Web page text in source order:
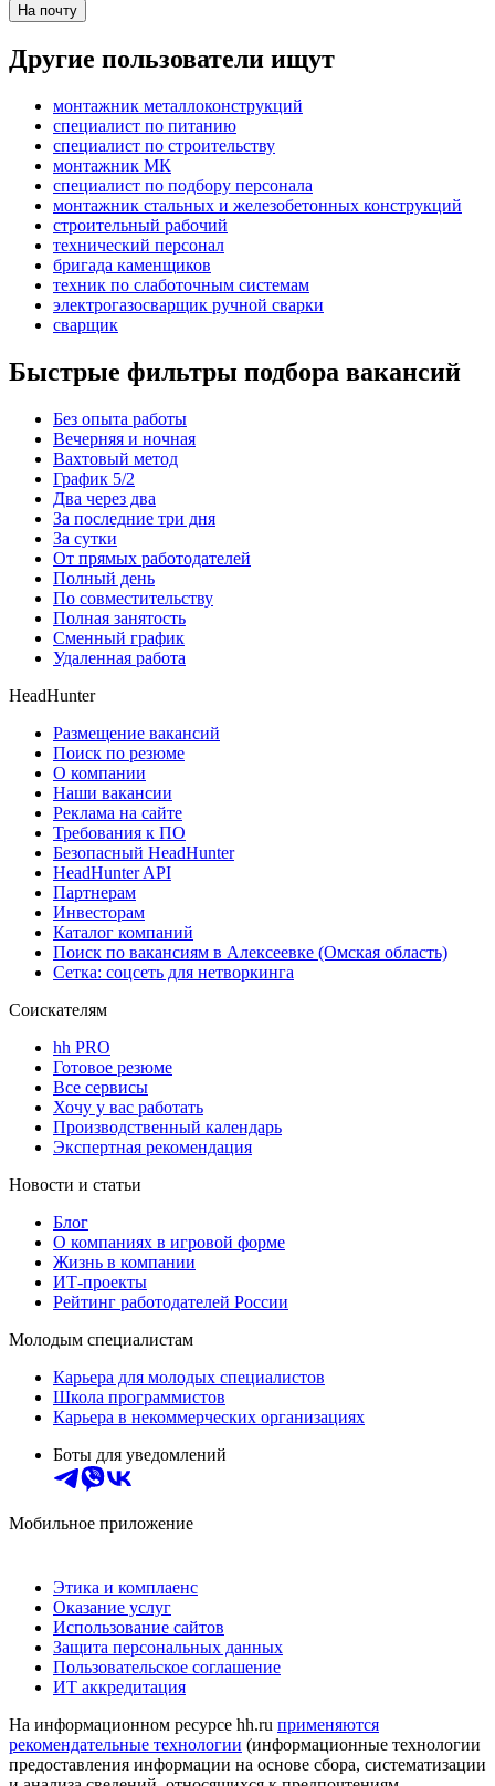
На почту
Другие пользователи ищут
монтажник металлоконструкций
специалист по питанию
специалист по строительству
монтажник МК
специалист по подбору персонала
монтажник стальных и железобетонных конструкций
строительный рабочий
технический персонал
бригада каменщиков
техник по слаботочным системам
электрогазосварщик ручной сварки
сварщик
Быстрые фильтры подбора вакансий
Без опыта работы
Вечерняя и ночная
Вахтовый метод
График 5/2
Два через два
За последние три дня
За сутки
От прямых работодателей
Полный день
По совместительству
Полная занятость
Сменный график
Удаленная работа
HeadHunter
Размещение вакансий
Поиск по резюме
О компании
Наши вакансии
Реклама на сайте
Требования к ПО
Безопасный HeadHunter
HeadHunter API
Партнерам
Инвесторам
Каталог компаний
Поиск по вакансиям в Алексеевке (Омская область)
Сетка: соцсеть для нетворкинга
Соискателям
hh PRO
Готовое резюме
Все сервисы
Хочу у вас работать
Производственный календарь
Экспертная рекомендация
Новости и статьи
Блог
О компаниях в игровой форме
Жизнь в компании
ИТ-проекты
Рейтинг работодателей России
Молодым специалистам
Карьера для молодых специалистов
Школа программистов
Карьера в некоммерческих организациях
Боты для уведомлений
Мобильное приложение
Этика и комплаенс
Оказание услуг
Использование сайтов
Защита персональных данных
Пользовательское соглашение
ИТ аккредитация
На информационном ресурсе hh.ru применяются
рекомендательные технологии (информационные технологии
предоставления информации на основе сбора, систематизации